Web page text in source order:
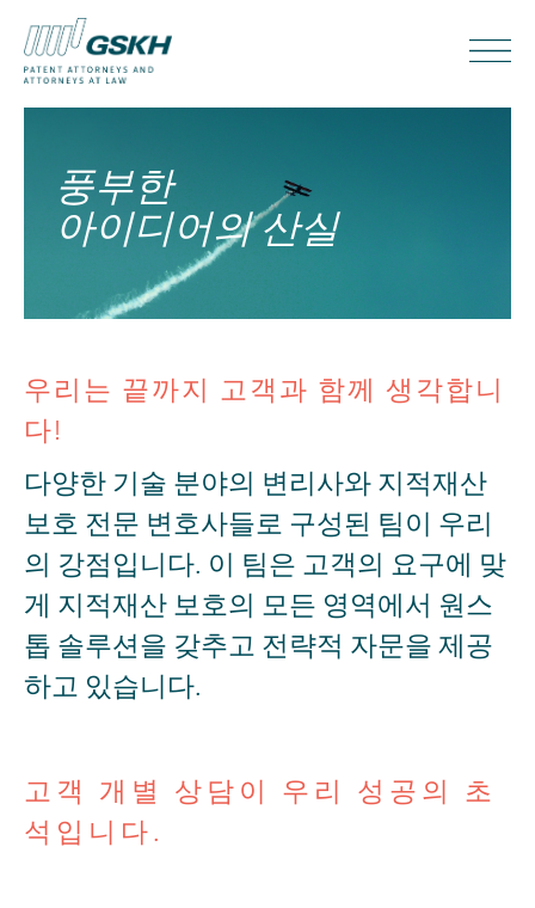
풍부한
아이디어의 산실
우리는 끝까지 고객과 함께 생각합니
다!
다양한 기술 분야의 변리사와 지적재산
보호 전문 변호사들로 구성된 팀이 우리
의 강점입니다. 이 팀은 고객의 요구에 맞
게 지적재산 보호의 모든 영역에서 원스
톱 솔루션을 갖추고 전략적 자문을 제공
하고 있습니다.
고객 개별 상담이 우리 성공의 초
석입니다.